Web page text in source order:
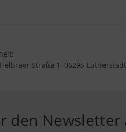
Straße 1, 06295
den